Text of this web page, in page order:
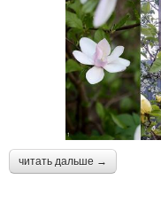
читать дальше →